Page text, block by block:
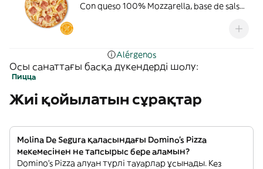
Con queso 100% Mozzarella, base de salsa
Alérgenos
Осы санаттағы басқа дүкендерді шолу:
Пицца
Жиі қойылатын сұрақтар
Molina De Segura қаласындағы Domino's Pizza
мекемесінен не тапсырыс бере аламын?
Domino's Pizza алуан түрлі тауарлар ұсынады. Кез